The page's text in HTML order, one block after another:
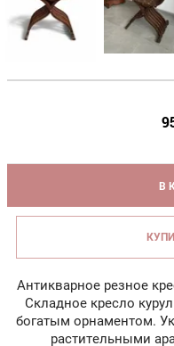
В
Антикварное резное
Складное кресло
богатым орнаментом.
растительными